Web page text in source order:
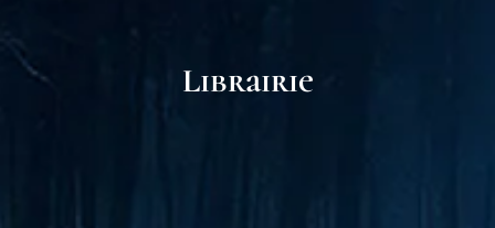
Librairie